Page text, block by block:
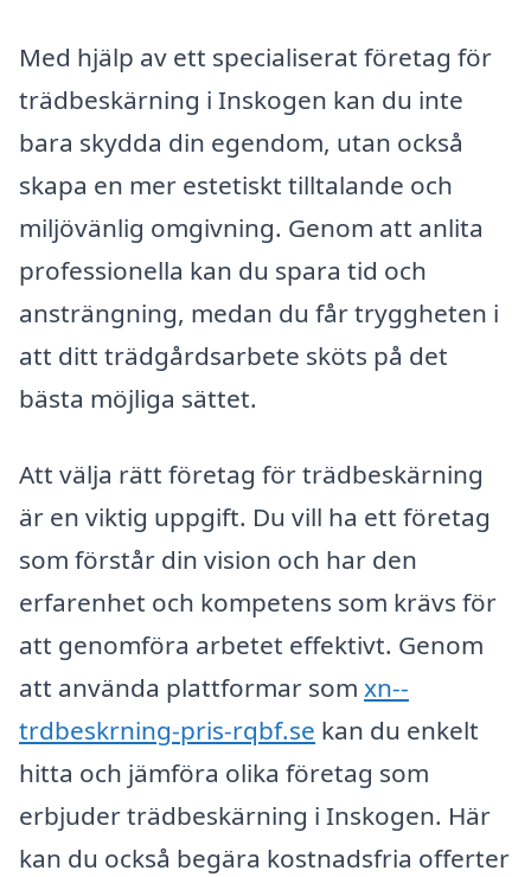
Med hjälp av ett specialiserat företag för
trädbeskärning i Inskogen kan du inte
bara skydda din egendom, utan också
skapa en mer estetiskt tilltalande och
miljövänlig omgivning. Genom att anlita
professionella kan du spara tid och
ansträngning, medan du får tryggheten i
att ditt trädgårdsarbete sköts på det
bästa möjliga sättet.
Att välja rätt företag för trädbeskärning
är en viktig uppgift. Du vill ha ett företag
som förstår din vision och har den
erfarenhet och kompetens som krävs för
att genomföra arbetet effektivt. Genom
att använda plattformar som xn--
trdbeskrning-pris-rqbf.se kan du enkelt
hitta och jämföra olika företag som
erbjuder trädbeskärning i Inskogen. Här
kan du också begära kostnadsfria offerter